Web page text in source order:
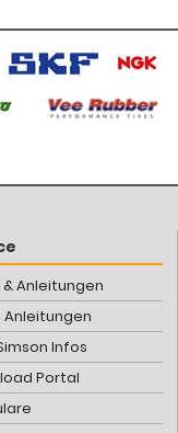
& Anleitungen
Anleitungen
Infos
Portal